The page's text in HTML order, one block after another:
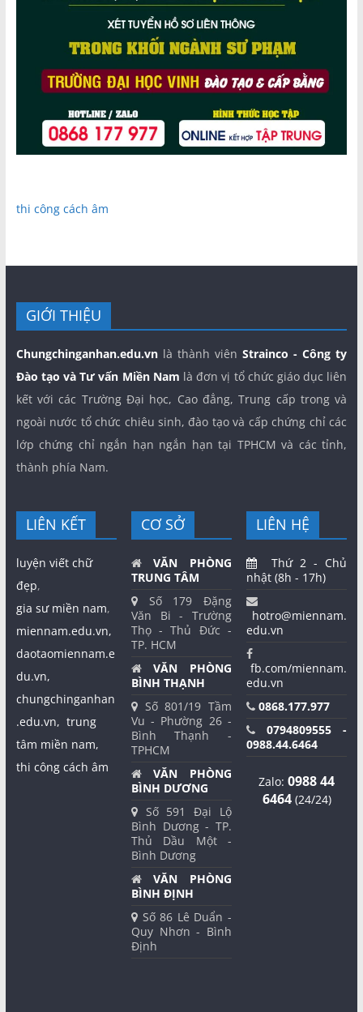
thi công cách âm
GIỚI THIỆU
Chungchinganhan.edu.vnlà thành viênStrainco - Công ty
Đào tạo và Tư vấn Miền Nam là đơn vị tổ chức giáo dục liên
kết với các Trường Đại học, Cao đẳng, Trung cấp trong và
ngoài nước tổ chức chiêu sinh, đào tạo và cấp chứng chỉ các
lớp chứng chỉ ngắn hạn ngắn hạn tại TPHCM và các tỉnh,
thành phía Nam.
LIÊN KẾT
luyện viết chữ
đẹp,
gia sư miền nam,
miennam.edu.vn,
daotaomiennam.e
du.vn,
chungchinganhan
.edu.vn, trung
tâm miền nam,
thi công cách âm
CƠ SỞ
VĂN PHÒNG
TRUNG TÂM
Số 179 Đặng
Văn Bi - Trường
Thọ - Thủ Đức -
TP. HCM
VĂN PHÒNG
BÌNH THẠNH
Số 801/19 Tầm
Vu - Phường 26 -
Bình Thạnh -
TPHCM
VĂN PHÒNG
BÌNH DƯƠNG
Số 591 Đại Lộ
Bình Dương - TP.
Thủ Dầu Một -
Bình Dương
VĂN PHÒNG
BÌNH ĐỊNH
Số 86 Lê Duẩn -
Quy Nhơn - Bình
Định
LIÊN HỆ
Thứ 2 - Chủ
nhật (8h - 17h)
hotro@miennam.
edu.vn
fb.com/miennam.
edu.vn
0868.177.977
0794809555 -
0988.44.6464
Zalo:0988 44
6464(24/24)